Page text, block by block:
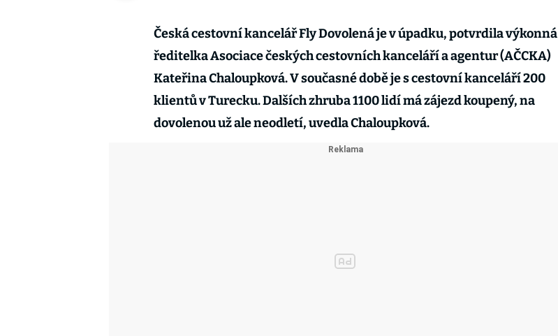
Česká cestovní kancelář Fly Dovolená je v úpadku, potvrdila výkonná
ředitelka Asociace českých cestovních kanceláří a agentur (AČCKA)
Kateřina Chaloupková. V současné době je s cestovní kanceláří 200
klientů v Turecku. Dalších zhruba 1100 lidí má zájezd koupený, na
dovolenou už ale neodletí, uvedla Chaloupková.